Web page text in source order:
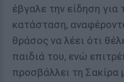
έβγαλε την είδηση για
κατάσταση,
θράσος να λέει ότι
παιδιά του, ενώ
προσβάλλει τη